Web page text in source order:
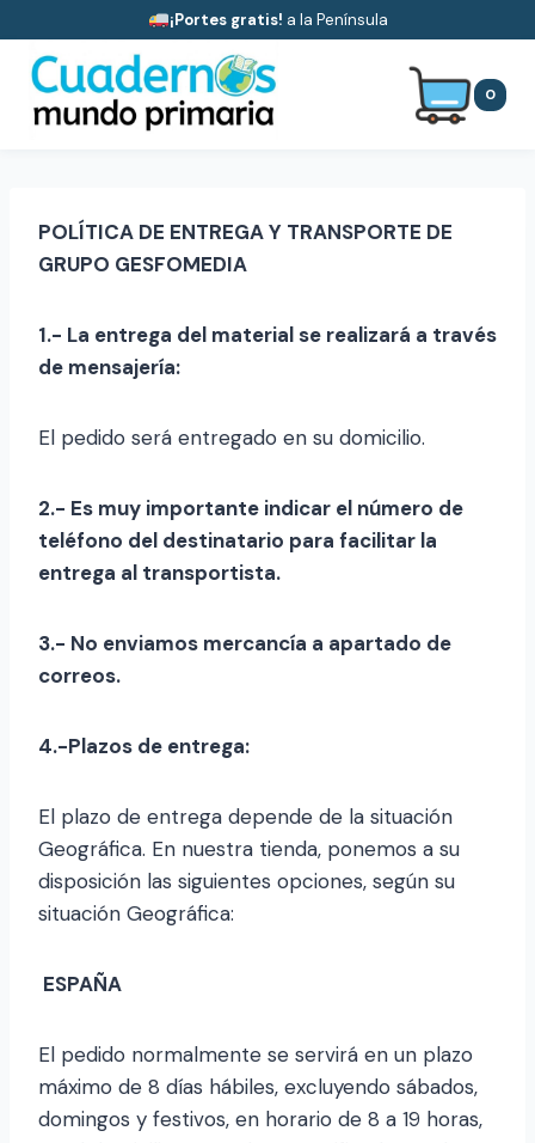
al
contenido
¡Portes gratis! a la Península
0
POLÍTICA DE ENTREGA Y TRANSPORTE DE
GRUPO GESFOMEDIA
1.- La entrega del material se realizará a través
de mensajería:
El pedido será entregado en su domicilio.
2.- Es muy importante indicar el número de
teléfono del destinatario para facilitar la
entrega al transportista.
3.- No enviamos mercancía a apartado de
correos.
4.-Plazos de entrega:
El plazo de entrega depende de la situación
Geográfica. En nuestra tienda, ponemos a su
disposición las siguientes opciones, según su
situación Geográfica:
ESPAÑA
El pedido normalmente se servirá en un plazo
máximo de 8 días hábiles, excluyendo sábados,
domingos y festivos, en horario de 8 a 19 horas,